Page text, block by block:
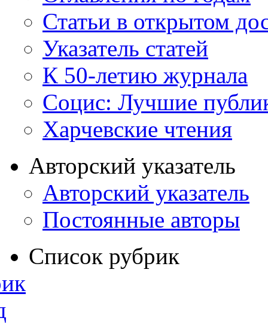
Статьи в открытом
Указатель статей
К 50-летию журнала
Социс: Лучшие
Харчевские чтения
Авторский указатель
Авторский указатель
Постоянные авторы
Список рубрик